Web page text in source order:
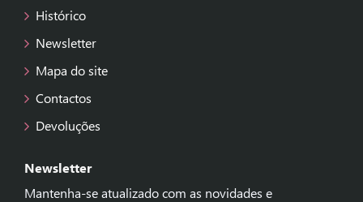
Histórico
Newsletter
Mapa do site
Contactos
Devoluções
Newsletter
Mantenha-se atualizado com as novidades e